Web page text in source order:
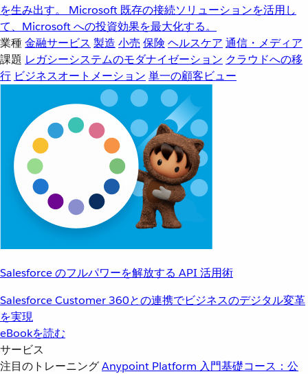
を生み出す。
Microsoft 既存の接続ソリューションを活用し
て、Microsoft への投資効果を最大化する。
業種金融サービス 製造 小売 保険 ヘルスケア 通信・メディア
課題 レガシーシステムのモダナイゼーション クラウドへの移
行 ビジネスオートメーション 単一の顧客ビュー
Salesforce のフルパワーを解放する API 活用術
Salesforce Customer 360との連携でビジネスのデジタル変革
を実現
eBookを読む
サービス
注目のトレーニングAnypoint Platform 入門基礎コース：公